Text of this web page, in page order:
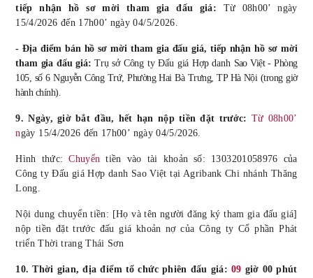
tiếp nhận hồ sơmời tham gia đấu giá: Từ 08h00’ngày
15/4/2026 đến 17h00’ ngày 04/5/2026.
- Địa điểm bán hồ sơ mời tham gia đấu giá, tiếp nhận hồ sơ mời
tham gia đấu giá: Trụ sở Công ty Đấu giá Hợp danh Sao Việt - Phòng
105, số 6 Nguyễn Công Trứ, Phường Hai Bà Trưng,TP Hà Nội(trong giờ
hành chính).
9. Ngày, giờ bắt đầu, hết hạn nộp tiền đặt trước: Từ 08h00’
ngày 15/4/2026 đến 17h00’ ngày 04/5/2026.
Hình thức:Chuyểntiền vào tài khoảnsố: 1303201058976 của
Công ty Đấu giá Hợp danh Sao Việt tại AgribankChi nhánh Thăng
Long.
Nội dung chuyển tiền: [Họ và tên người đăng ký tham gia đấu giá]
nộp tiền đặt trước đấu giá khoản nợ của Công ty Cổ phần Phát
triển Thời trang Thái Sơn
10. Thời gian, địa điểm tổ chức phiên đấu giá: 09 giờ 00 phút